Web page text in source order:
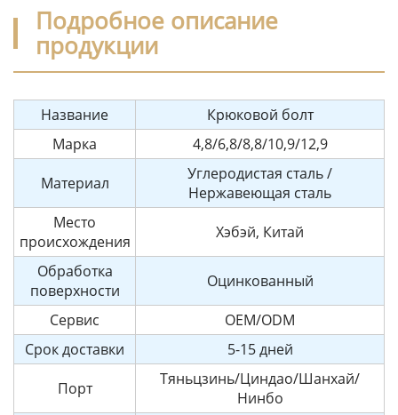
Подробное описание
продукции
Название
Крюковой болт
Марка
4,8/6,8/8,8/10,9/12,9
Материал
Углеродистая сталь /
Нержавеющая сталь
Место
происхождения
Хэбэй, Китай
Обработка
поверхности
Оцинкованный
Сервис
OEM/ODM
Срок доставки
5-15 дней
Порт
Тяньцзинь/Циндао/Шанхай/
Нинбо